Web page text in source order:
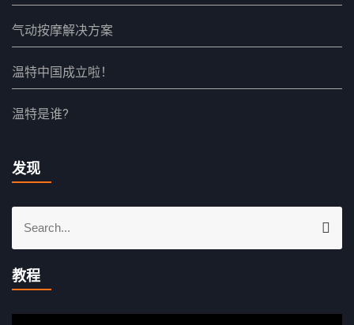
气动按摩解决方案
温特中国成立啦！
温特是谁?
发现
a
r
c
S
e
教程